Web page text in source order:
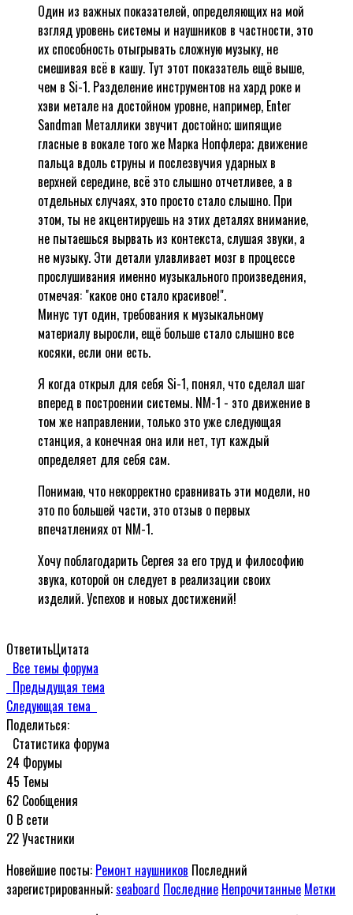
Один из важных показателей, определяющих на мой
взгляд уровень системы и наушников в частности, это
их способность отыгрывать сложную музыку, не
смешивая всё в кашу. Тут этот показатель ещё выше,
чем в Si-1. Разделение инструментов на хард роке и
хэви метале на достойном уровне, например, Enter
Sandman Металлики звучит достойно; шипящие
гласные в вокале того же Марка Нопфлера; движение
пальца вдоль струны и послезвучия ударных в
верхней середине, всё это слышно отчетливее, а в
отдельных случаях, это просто стало слышно. При
этом, ты не акцентируешь на этих деталях внимание,
не пытаешься вырвать из контекста, слушая звуки, а
не музыку. Эти детали улавливает мозг в процессе
прослушивания именно музыкального произведения,
отмечая: "какое оно стало красивое!".
Минус тут один, требования к музыкальному
материалу выросли, ещё больше стало слышно все
косяки, если они есть.
Я когда открыл для себя Si-1, понял, что сделал шаг
вперед в построении системы. NM-1 - это движение в
том же направлении, только это уже следующая
станция, а конечная она или нет, тут каждый
определяет для себя сам.
Понимаю, что некорректно сравнивать эти модели, но
это по большей части, это отзыв о первых
впечатлениях от NM-1.
Хочу поблагодарить Сергея за его труд и философию
звука, которой он следует в реализации своих
изделий. Успехов и новых достижений!
ОтветитьЦитата
Все темы форума
Предыдущая тема
Следующая тема
Поделиться:
Статистика форума
24 Форумы
45 Темы
62 Сообщения
0 В сети
22Участники
Новейшие посты: Ремонт наушников Последний
зарегистрированный:seaboard Последние Непрочитанные Метки